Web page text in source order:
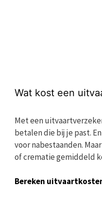
Wat kost een
Met een
betalen die bij je past.
voor nabestaanden.
of crematie gemiddeld
Bereken